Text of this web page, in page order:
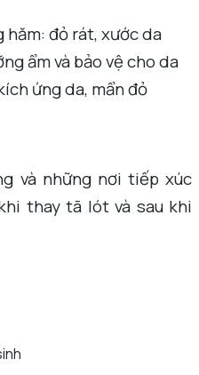
đỏ rát, xước da
ẩm và bảo vệ cho da
ứng da, mẩn đỏ
và những nơi tiếp xúc
thay tã lót và sau khi